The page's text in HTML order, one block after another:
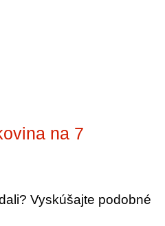
na 7
Vyskúšajte podobné